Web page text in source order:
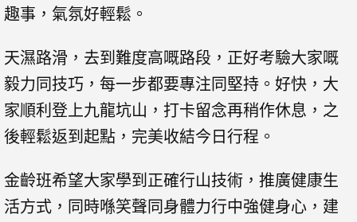
趣事，氣氛好輕鬆。
天濕路滑，去到難度高嘅路段，正好考驗大家嘅
毅力同技巧，每一步都要專注同堅持。好快，大
家順利登上九龍坑山，打卡留念再稍作休息，之
後輕鬆返到起點，完美收結今日行程。
金齡班希望大家學到正確行山技術，推廣健康生
活方式，同時喺笑聲同身體力行中強健身心，建